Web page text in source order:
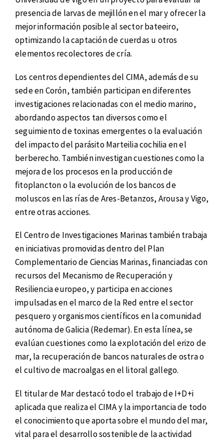
presencia de larvas de mejillón en el mar y ofrecer la
mejor información posible al sector bateeiro,
optimizando la captación de cuerdas u otros
elementos recolectores de cría.
Los centros dependientes del CIMA, además de su
sede en Corón, también participan en diferentes
investigaciones relacionadas con el medio marino,
abordando aspectos tan diversos como el
seguimiento de toxinas emergentes o la evaluación
del impacto del parásito Marteilia cochilia en el
berberecho. También investigan cuestiones como la
mejora de los procesos en la producción de
fitoplancton o la evolución de los bancos de
moluscos en las rías de Ares-Betanzos, Arousa y Vigo,
entre otras acciones.
El Centro de Investigaciones Marinas también trabaja
en iniciativas promovidas dentro del Plan
Complementario de Ciencias Marinas, financiadas con
recursos del Mecanismo de Recuperación y
Resiliencia europeo, y participa en acciones
impulsadas en el marco de la Red entre el sector
pesquero y organismos científicos en la comunidad
autónoma de Galicia (Redemar). En esta línea, se
evalúan cuestiones como la explotación del erizo de
mar, la recuperación de bancos naturales de ostra o
el cultivo de macroalgas en el litoral gallego.
El titular de Mar destacó todo el trabajo de I+D+i
aplicada que realiza el CIMA y la importancia de todo
el conocimiento que aporta sobre el mundo del mar,
vital para el desarrollo sostenible de la actividad